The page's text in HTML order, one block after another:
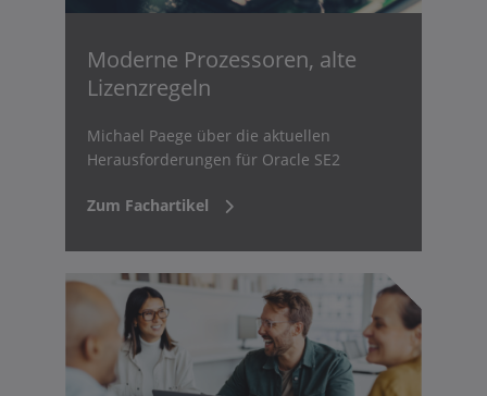
Moderne Prozessoren, alte
Lizenzregeln
Michael Paege über die aktuellen
Herausforderungen für Oracle SE2
Zum Fachartikel